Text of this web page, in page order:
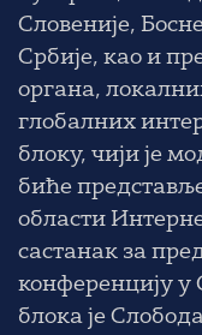
Словеније,
Србије, као и
органа,
глобалних
блоку, чији је
биће
области
састанак за
конференцију у
блока је